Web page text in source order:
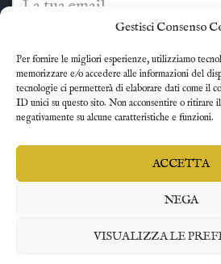
Gestisci Consenso
Per fornire le migliori esperienze, utilizziamo
memorizzare e/o accedere alle informazioni del
tecnologie ci permetterà di elaborare dati come il
ID unici su questo sito. Non acconsentire o ritirare
negativamente su alcune caratteristiche e funzioni.
ACCETTA
NEGA
VISUALIZZA LE
ISCRIVITI
P. IVA 04429390968 - Tutti i Diritti